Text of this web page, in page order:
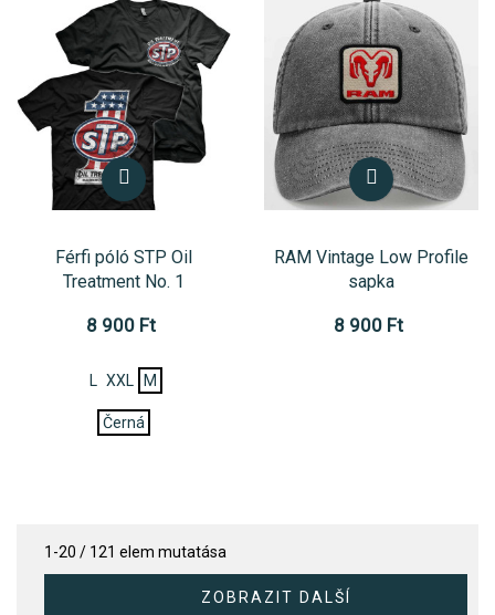
Férfi póló STP Oil
Treatment No. 1
8 900 Ft
L XXL M
Černá
RAM Vintage Low Profile
sapka
8 900 Ft
1-20 / 121 elem mutatása